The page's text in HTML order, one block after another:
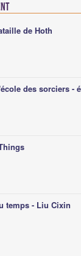
de Hoth
des sorciers -
temps - Liu Cixin